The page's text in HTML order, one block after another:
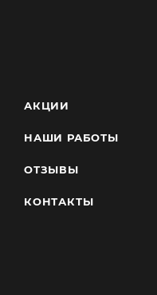
АКЦИИ
НАШИ РАБОТЫ
ОТЗЫВЫ
КОНТАКТЫ